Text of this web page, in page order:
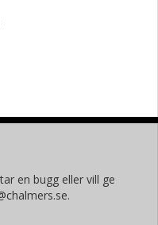
en bugg eller vill ge